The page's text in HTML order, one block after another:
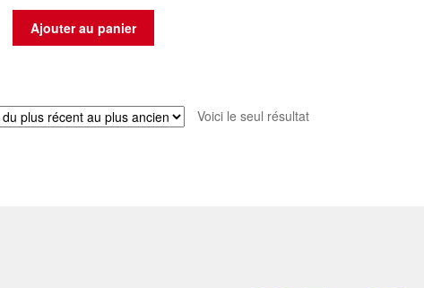
Ajouter au panier
Voici le seul résultat